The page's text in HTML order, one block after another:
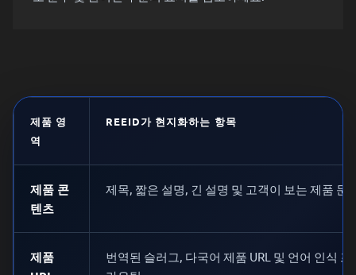
제품 영
역
REEID가 현지화하는 항목
제품 콘
텐츠
제목, 짧은 설명, 긴 설명 및 고객이 보는 제품 문
제품
번역된 슬러그, 다국어 제품 URL 및 언어 인식